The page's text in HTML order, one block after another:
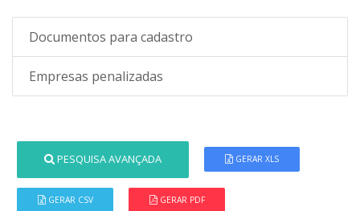
Documentos para cadastro
Empresas penalizadas
PESQUISA AVANÇADA GERAR XLS
GERAR CSV GERAR PDF